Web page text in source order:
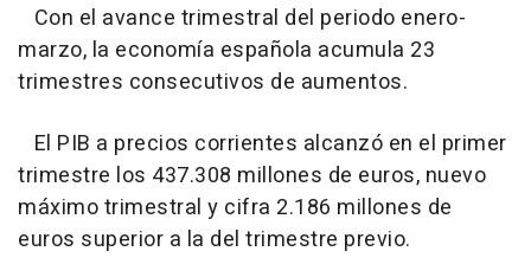
Con el avance trimestral del periodo enero-
marzo, la economía española acumula 23
trimestres consecutivos de aumentos.
El PIB a precios corrientes alcanzó en el primer
trimestre los 437.308 millones de euros, nuevo
máximo trimestral y cifra 2.186 millones de
euros superior a la del trimestre previo.